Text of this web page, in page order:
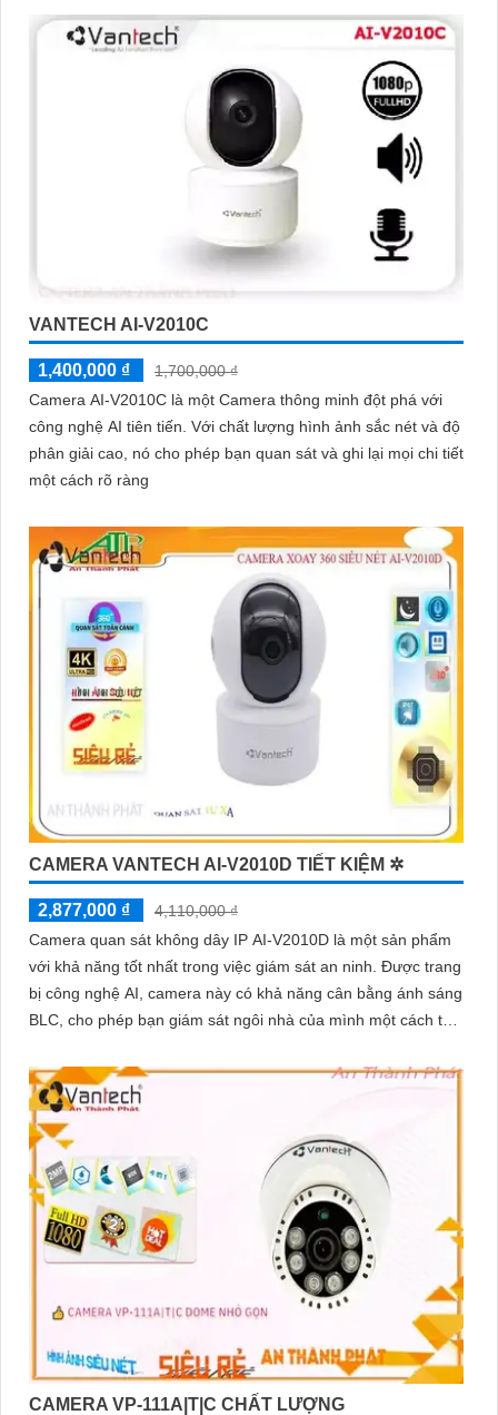
vệ tài sản. Đồng thời, giá cả của sản phẩm cũng được đánh giá
là hợp lý, phải chăng.
Nếu bạn cần thêm thông tin chi tiết về sản phẩm hay muốn tư
vấn, hãy liên hệ với đại lý phân phối chính thức của Vantech để
VANTECH AI-V2010C
1,400,000 ₫
1,700,000 ₫
Camera AI-V2010C là một Camera thông minh đột phá với
công nghệ AI tiên tiến. Với chất lượng hình ảnh sắc nét và độ
phân giải cao, nó cho phép bạn quan sát và ghi lại mọi chi tiết
một cách rõ ràng
CAMERA VANTECH AI-V2010D TIẾT KIỆM ✲
2,877,000 ₫
4,110,000 ₫
Camera quan sát không dây IP AI-V2010D là một sản phẩm
với khả năng tốt nhất trong việc giám sát an ninh. Được trang
bị công nghệ AI, camera này có khả năng cân bằng ánh sáng
BLC, cho phép bạn giám sát ngôi nhà của mình một cách tốt
CAMERA VP-111A|T|C CHẤT LƯỢNG